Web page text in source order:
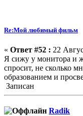
Re:Мой любимый фильм
« Ответ #52 : 22
Я сижу у монитора и
спросит, не сколько
образованием и
Записан
Radik